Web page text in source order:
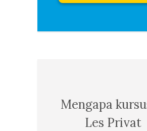
Mengapa
Les Privat